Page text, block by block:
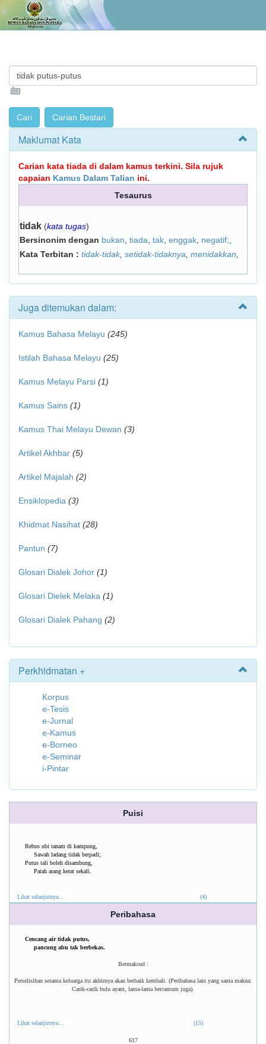
Maklumat Kata
Carian kata tiada di dalam kamus terkini. Sila rujuk
capaian Kamus Dalam Talian ini.
Tesaurus
tidak (kata tugas)
Bersinonim dengan bukan tiada tak enggak negatif;
Kata Terbitan : tidak-tidak, setidak-tidaknya menidakkan
Juga ditemukan dalam:
Kamus Bahasa Melayu (245)
Istilah Bahasa Melayu (25)
Kamus Melayu Parsi (1)
Kamus Sains (1)
Kamus Thai Melayu Dewan (3)
Artikel Akhbar (5)
Artikel Majalah (2)
Ensiklopedia (3)
Khidmat Nasihat (28)
Pantun (7)
Glosari Dialek Johor (1)
Glosari Dielek Melaka (1)
Glosari Dialek Pahang (2)
Perkhidmatan +
Korpus
e-Tesis
e-Jurnal
e-Kamus
e-Borneo
e-Seminar
i-Pintar
Puisi
Rebus ubi tanam di kampung,
Sawah ladang tidak berpadi;
Putus tali boleh disambung,
Patah arang kerat sekali.
Lihat selanjutnya... (4)
Peribahasa
Cencang air tidak putus,
pancung abu tak berbekas.
Bermaksud :
Perselisihan sesama keluarga itu akhirnya akan berbaik kembali. (Peribahasa lain yang sama makna:
Carik-carik bulu ayam, lama-lama bercantum juga).
Lihat selanjutnya... (15)
617